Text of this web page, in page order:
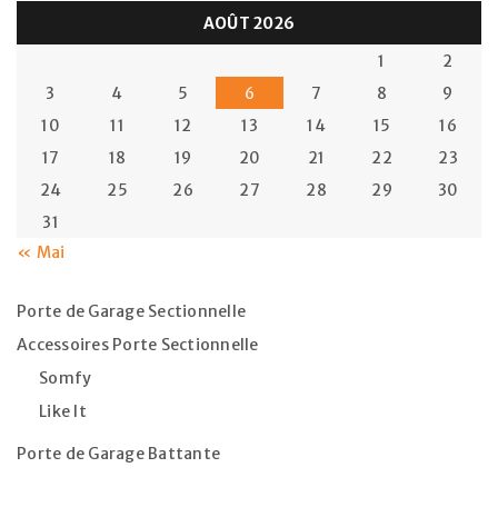
AOÛT 2026
1
2
3
4 5 6 7 8
9
10
11 12 13 14 15
16
17
18 19 20 21 22
23
24
25 26 27 28 29
30
31
« Mai
Porte de Garage Sectionnelle
Accessoires Porte Sectionnelle
Somfy
Like It
Porte de Garage Battante